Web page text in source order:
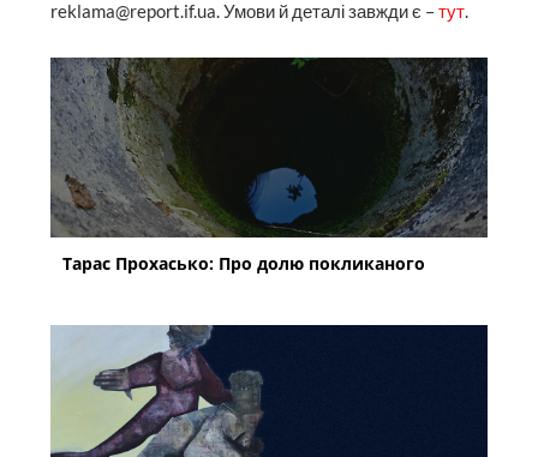
reklama@report.if.ua. Умови й деталі завжди є –тут.
Тарас Прохасько: Про долю покликаного